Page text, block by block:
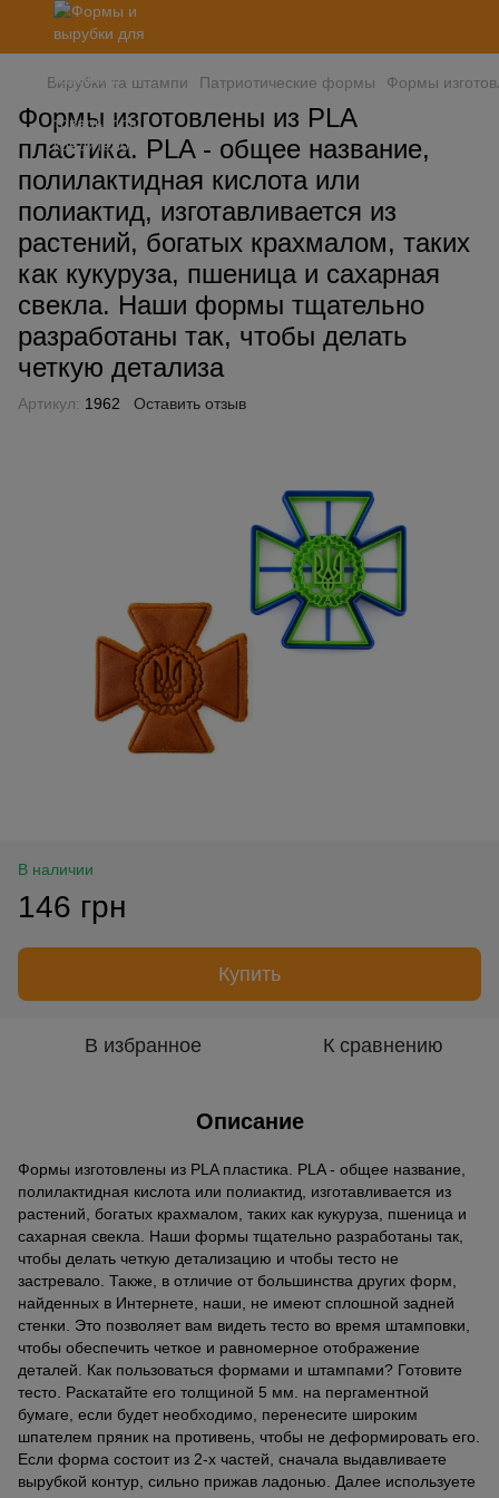
Вирубки та штампи Патриотические формы Формы
Формы изготовлены из PLA
пластика. PLA - общее название,
полилактидная кислота или
полиактид, изготавливается из
растений, богатых крахмалом, таких
как кукуруза, пшеница и сахарная
свекла. Наши формы тщательно
разработаны так, чтобы делать
четкую детализа
Артикул: 1962 Оставить отзыв
В наличии
146 грн
Купить
В избранное К сравнению
Описание
Формы изготовлены из PLA пластика. PLA - общее название,
полилактидная кислота или полиактид, изготавливается из
растений, богатых крахмалом, таких как кукуруза, пшеница и
сахарная свекла. Наши формы тщательно разработаны так,
чтобы делать четкую детализацию и чтобы тесто не
застревало. Также, в отличие от большинства других форм,
найденных в Интернете, наши, не имеют сплошной задней
стенки. Это позволяет вам видеть тесто во время штамповки,
чтобы обеспечить четкое и равномерное отображение
деталей. Как пользоваться формами и штампами? Готовите
тесто. Раскатайте его толщиной 5 мм. на пергаментной
бумаге, если будет необходимо, перенесите широким
шпателем пряник на противень, чтобы не деформировать его.
Если форма состоит из 2-х частей, сначала выдавливаете
вырубкой контур, сильно прижав ладонью. Далее используете